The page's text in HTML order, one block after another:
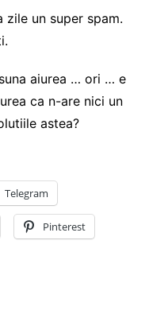
zile un super spam.
aiurea … ori … e
ca n-are nici un
astea?
Telegram
Pinterest